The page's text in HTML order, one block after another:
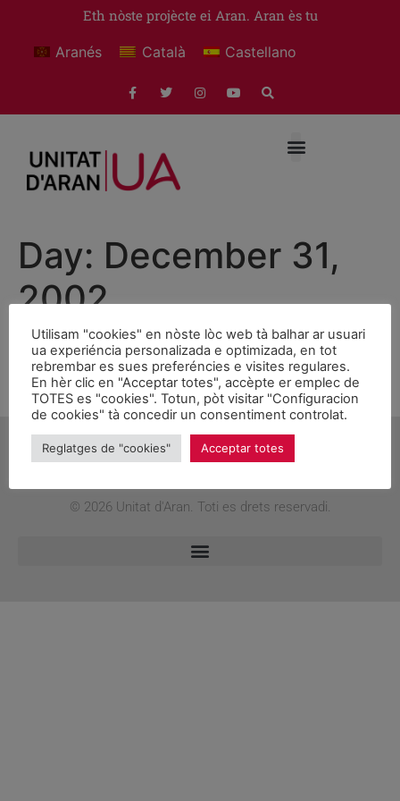
Eth nòste projècte ei Aran. Aran ès tu
Aranés Català Castellano
Day: December 31,
2002
Presentació web Unitat
d’AranDia: a determinar.
© 2026 Unitat d'Aran. Toti es drets reservadi.
Utilisam "cookies" en nòste lòc web tà balhar ar usuari
ua experiéncia personalizada e optimizada, en tot
rebrembar es sues preferéncies e visites regulares.
En hèr clic en "Acceptar totes", accèpte er emplec de
TOTES es "cookies". Totun, pòt visitar "Configuracion
de cookies" tà concedir un consentiment controlat.
Reglatges de "cookies" Acceptar totes